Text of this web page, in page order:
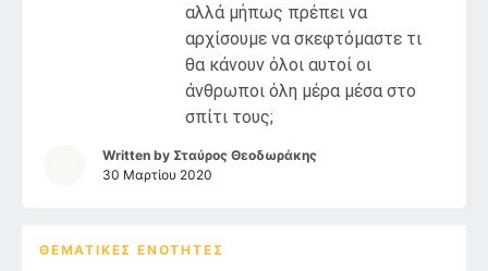
αλλά μήπως πρέπει να
αρχίσουμε να σκεφτόμαστε τι
θα κάνουν όλοι αυτοί οι
άνθρωποι όλη μέρα μέσα στο
σπίτι τους;
Written by Σταύρος Θεοδωράκης
30 Μαρτίου 2020
ΘΕΜΑΤΙΚΕΣ ΕΝΌΤΗΤΕΣ